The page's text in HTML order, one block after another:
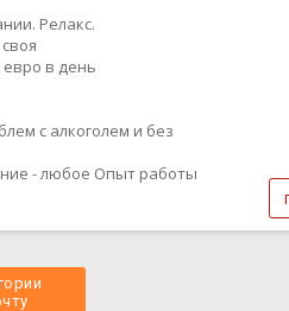
Релакс.
в день
с алкоголем и без
- любое Опыт работы